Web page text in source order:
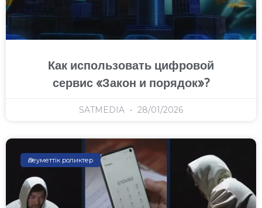
Как использовать цифровой
сервис «Закон и порядок»?
SATMEDIA 28/01/2026
Әлеуметтік роликтер